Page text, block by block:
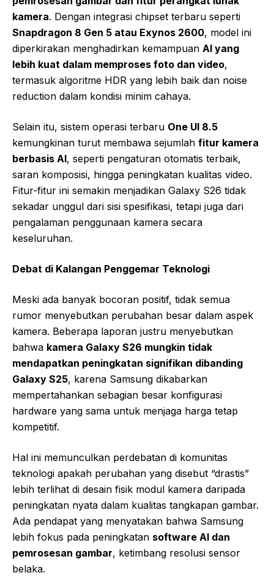
kamera. Dengan integrasi chipset terbaru seperti
Snapdragon 8 Gen 5 atau Exynos 2600, model ini
diperkirakan menghadirkan kemampuan AI yang
lebih kuat dalam memproses foto dan video,
termasuk algoritme HDR yang lebih baik dan noise
reduction dalam kondisi minim cahaya.
Selain itu, sistem operasi terbaru One UI 8.5
kemungkinan turut membawa sejumlah fitur kamera
berbasis AI, seperti pengaturan otomatis terbaik,
saran komposisi, hingga peningkatan kualitas video.
Fitur-fitur ini semakin menjadikan Galaxy S26 tidak
sekadar unggul dari sisi spesifikasi, tetapi juga dari
pengalaman penggunaan kamera secara
keseluruhan.
Debat di Kalangan Penggemar Teknologi
Meski ada banyak bocoran positif, tidak semua
rumor menyebutkan perubahan besar dalam aspek
kamera. Beberapa laporan justru menyebutkan
bahwa kamera Galaxy S26 mungkin tidak
mendapatkan peningkatan signifikan dibanding
Galaxy S25, karena Samsung dikabarkan
mempertahankan sebagian besar konfigurasi
hardware yang sama untuk menjaga harga tetap
kompetitif.
Hal ini memunculkan perdebatan di komunitas
teknologi apakah perubahan yang disebut “drastis”
lebih terlihat di desain fisik modul kamera daripada
peningkatan nyata dalam kualitas tangkapan gambar.
Ada pendapat yang menyatakan bahwa Samsung
lebih fokus pada peningkatan software AI dan
pemrosesan gambar, ketimbang resolusi sensor
belaka.